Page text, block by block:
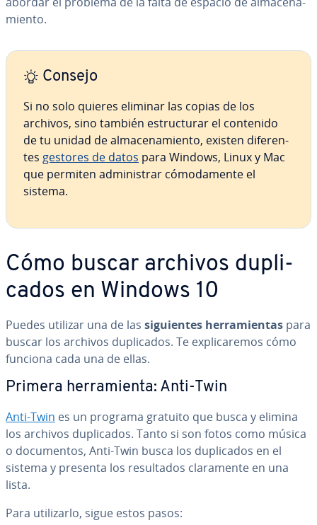
mie­n­to.
Consejo
Si no solo quieres eliminar las copias de los
archivos, sino también es­tru­c­tu­rar el contenido
de tu unidad de al­ma­ce­na­mie­n­to, existen di­fe­re­n­
tes gestores de datos para Windows, Linux y Mac
que permiten ad­mi­ni­s­trar có­mo­da­me­n­te el
sistema.
Cómo buscar archivos du­pli­
ca­dos en Windows 10
Puedes utilizar una de las si­guie­n­tes he­rra­mie­n­tas para
buscar los archivos du­pli­ca­dos. Te ex­pli­ca­re­mos cómo
funciona cada una de ellas.
Primera he­rra­mie­n­ta: Anti-Twin
Anti-Twin es un programa gratuito que busca y elimina
los archivos du­pli­ca­dos. Tanto si son fotos como música
o do­cu­me­n­tos, Anti-Twin busca los du­pli­ca­dos en el
sistema y presenta los re­su­l­ta­dos cla­ra­me­n­te en una
lista.
Para uti­li­zar­lo, sigue estos pasos: